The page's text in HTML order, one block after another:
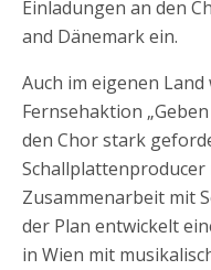
Einladungen an den
and Dänemark ein.
Auch im eigenen
Fernsehaktion
den Chor stark
Schallplattenproducer
Zusammenarbeit mit
der Plan entwickelt
in Wien mit